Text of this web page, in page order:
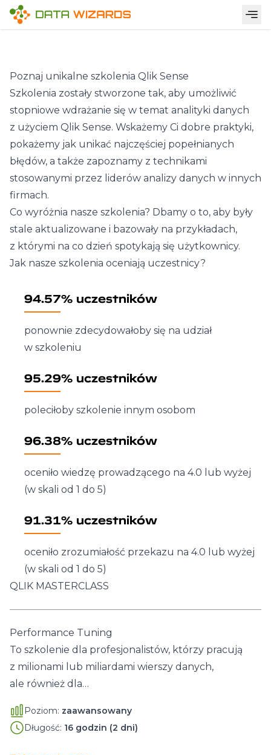
Poznaj unikalne szkolenia Qlik Sense
Szkolenia zostały stworzone tak, aby umożliwić
stopniowe wdrażanie się w temat analityki danych
z użyciem Qlik Sense. Wskażemy Ci dobre praktyki,
pokażemy jak unikać najczęściej popełnianych
błędów, a także zapoznamy z technikami
stosowanymi przez liderów analizy danych w innych
firmach.
Co wyróżnia nasze szkolenia? Dbamy o to, aby były
stale aktualizowane i bazowały na przykładach,
z którymi na co dzień spotykają się użytkownicy.
Jak nasze szkolenia oceniają uczestnicy?
94.57% uczestników
ponownie zdecydowałoby się na udział
w szkoleniu
95.29% uczestników
poleciłoby szkolenie innym osobom
96.38% uczestników
oceniło wiedzę prowadzącego na 4.0 lub wyżej
(w skali od 1 do 5)
91.31% uczestników
oceniło zrozumiałość przekazu na 4.0 lub wyżej
(w skali od 1 do 5)
QLIK MASTERCLASS
Performance Tuning
To szkolenie dla profesjonalistów, którzy pracują
z milionami lub miliardami wierszy danych,
ale również dla…
Poziom: zaawansowany
Długość: 16 godzin (2 dni)